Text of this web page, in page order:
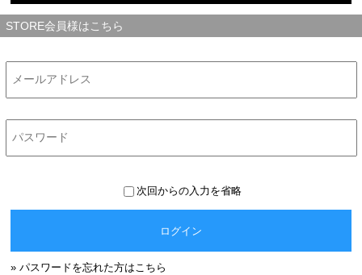
STORE会員様はこちら
次回からの入力を省略
ログイン
» パスワードを忘れた方はこちら